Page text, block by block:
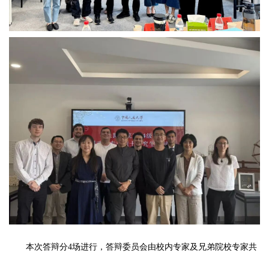
本次答辩分4场进行，答辩委员会由校内专家及兄弟院校专家共